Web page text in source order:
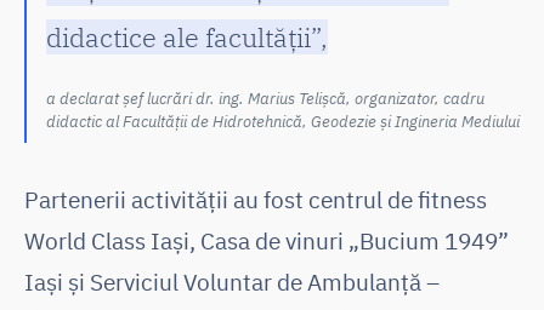
didactice ale facultății”,
a declarat șef lucrări dr. ing. Marius Telișcă, organizator, cadru
didactic al Facultății de Hidrotehnică, Geodezie și Ingineria Mediului
Partenerii activității au fost centrul de fitness
World Class Iași, Casa de vinuri „Bucium 1949”
Iași și Serviciul Voluntar de Ambulanță –